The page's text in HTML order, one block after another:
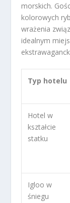
morskich.
kolorowych
wrażenia
idealnym
Typ hotelu
Hotel w
kształcie
statku
Igloo w
śniegu